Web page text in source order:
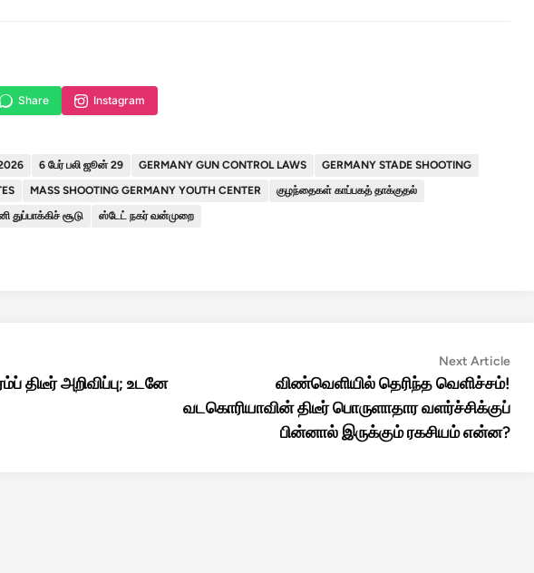
Share Instagram
6 பேர் பலி ஜூன் 29 GERMANY GUN CONTROL LAWS
GERMANY STADE SHOOTING
MASS SHOOTING GERMANY YOUTH CENTER
குழந்தைகள் காப்பகத் தாக்குதல்
துப்பாக்கிச் சூடு ஸ்டேட் நகர் வன்முறை
திடீர் அறிவிப்பு; உடனே
Next ArticleNext
விண்வெளியில் தெரிந்த வெளிச்சம்!
வடகொரியாவின் திடீர் பொருளாதார வளர்ச்சிக்குப்
பின்னால் இருக்கும் ரகசியம் என்ன?